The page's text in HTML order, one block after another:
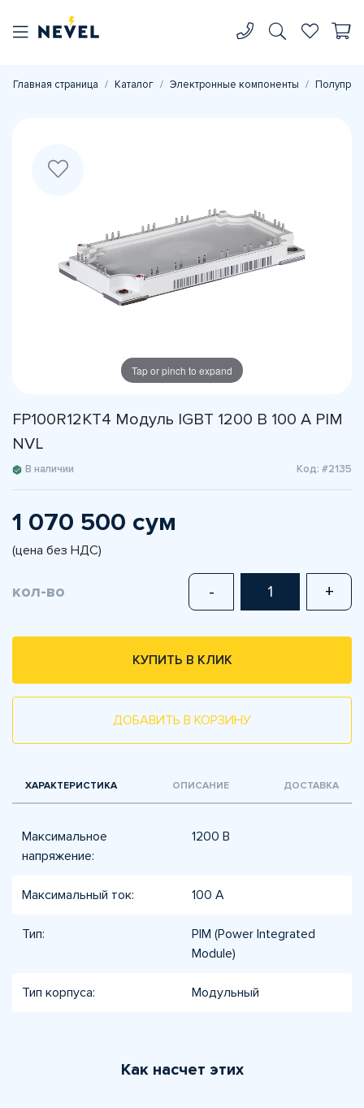
Главная страница Каталог Электронные компоненты
Tap or pinch to expand
FP100R12KT4 Модуль IGBT 1200 В 100 A PIM
NVL
В наличии Код: #2135
1 070 500 сум
(цена без НДС)
кол-во - +
КУПИТЬ В КЛИК
ДОБАВИТЬ В КОРЗИНУ
ХАРАКТЕРИСТИКА ОПИСАНИЕ ДОСТАВКА
Максимальное
напряжение:
1200 В
Максимальный ток: 100 А
Тип:
PIM (Power Integrated
Module)
Тип корпуса: Модульный
Как насчет этих